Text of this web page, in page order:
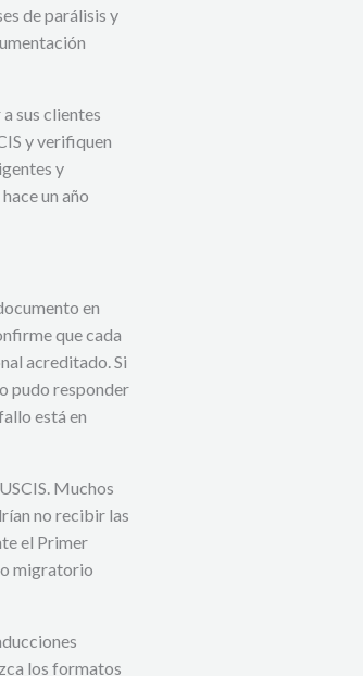
de parálisis y
sus clientes
y verifiquen
y
un año
en
que cada
acreditado. Si
pudo responder
está en
Muchos
no recibir las
el Primer
migratorio
los formatos